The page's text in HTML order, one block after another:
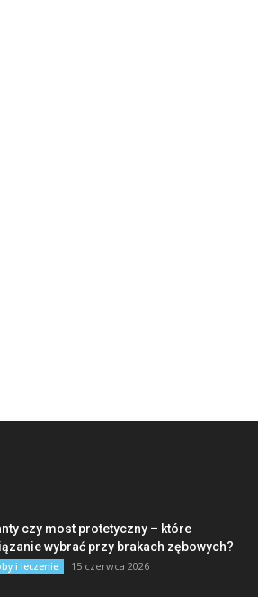
czy most protetyczny – które
wybrać przy brakach zębowych?
i leczenie 15 czerwca 2026